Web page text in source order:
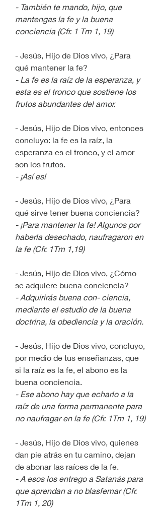
- También te mando, hijo, que
mantengas la fe y la buena
conciencia (Cfr. 1 Tm 1, 19)
- Jesús, Hijo de Dios vivo, ¿Para
qué mantener la fe?
- La fe es la raíz de la esperanza, y
esta es el tronco que sostiene los
frutos abundantes del amor.
- Jesús, Hijo de Dios vivo, entonces
concluyo: la fe es la raíz, la
esperanza es el tronco, y el amor
son los frutos.
- ¡Así es!
- Jesús, Hijo de Dios vivo, ¿Para
qué sirve tener buena conciencia?
- ¡Para mantener la fe! Algunos por
haberla desechado, naufragaron en
la fe (Cfr. 1Tm 1,19)
- Jesús, Hijo de Dios vivo, ¿Cómo
se adquiere buena conciencia?
- Adquirirás buena con- ciencia,
mediante el estudio de la buena
doctrina, la obediencia y la oración.
- Jesús, Hijo de Dios vivo, concluyo,
por medio de tus enseñanzas, que
si la raíz es la fe, el abono es la
buena conciencia.
- Ese abono hay que echarlo a la
raíz de una forma permanente para
no naufragar en la fe (Cfr. 1Tm 1, 19)
- Jesús, Hijo de Dios vivo, quienes
dan pie atrás en tu camino, dejan
de abonar las raíces de la fe.
- A esos los entrego a Satanás para
que aprendan a no blasfemar (Cfr.
1Tm 1, 20)